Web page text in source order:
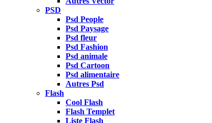
PSD
Psd People
Psd Paysage
Psd fleur
Psd Fashion
Psd animale
Psd Cartoon
Psd alimentaire
Autres Psd
Flash
Cool Flash
Flash Templet
Liste Flash